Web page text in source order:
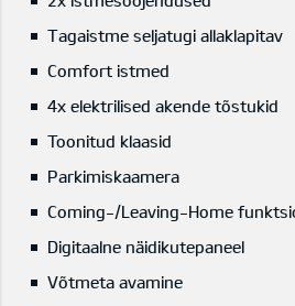
Tagaistme seljatugi allaklapitav
Comfort istmed
4x elektrilised akende tõstukid
Toonitud klaasid
Parkimiskaamera
Coming-/Leaving-Home
Digitaalne näidikutepaneel
Võtmeta avamine